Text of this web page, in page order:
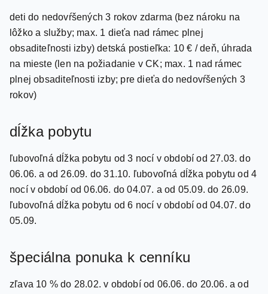
deti do nedovŕšených 3 rokov zdarma (bez nároku na
lôžko a služby; max. 1 dieťa nad rámec plnej
obsaditeľnosti izby) detská postieľka: 10 € / deň, úhrada
na mieste (len na požiadanie v CK; max. 1 nad rámec
plnej obsaditeľnosti izby; pre dieťa do nedovŕšených 3
rokov)
dĺžka pobytu
ľubovoľná dĺžka pobytu od 3 nocí v období od 27.03. do
06.06. a od 26.09. do 31.10. ľubovoľná dĺžka pobytu od 4
nocí v období od 06.06. do 04.07. a od 05.09. do 26.09.
ľubovoľná dĺžka pobytu od 6 nocí v období od 04.07. do
05.09.
špeciálna ponuka k cenníku
zľava 10 % do 28.02. v období od 06.06. do 20.06. a od